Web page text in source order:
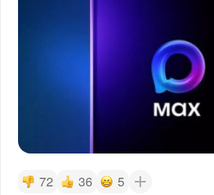
72 36 5